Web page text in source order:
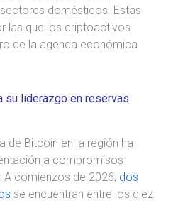
domésticos. Estas
las que los criptoactivos
de la agenda económica
su liderazgo en reservas
de Bitcoin en la región ha
a compromisos
comienzos de 2026, dos
se encuentran entre los diez